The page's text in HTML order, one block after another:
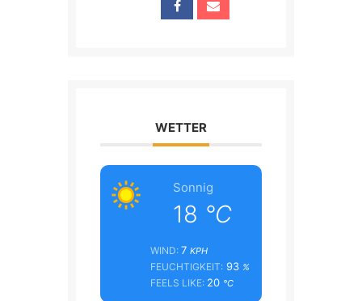
WETTER
Sonnig
18 °C
WIND:7 KPH
FEUCHTIGKEIT: 93 %
FEELS LIKE: 20 °C